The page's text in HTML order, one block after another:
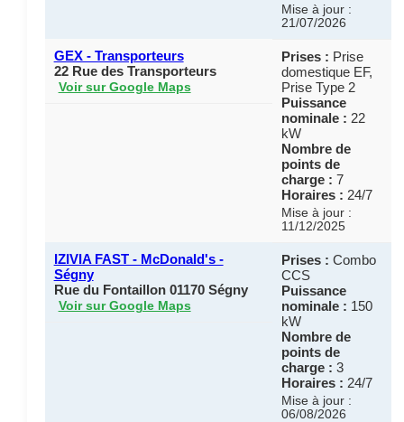
Mise à jour :
21/07/2026
GEX - Transporteurs
22 Rue des Transporteurs
Voir sur Google Maps
Prises : Prise
domestique EF,
Prise Type 2
Puissance
nominale : 22
kW
Nombre de
points de
charge : 7
Horaires : 24/7
Mise à jour :
11/12/2025
IZIVIA FAST - McDonald's -
Ségny
Rue du Fontaillon 01170 Ségny
Voir sur Google Maps
Prises : Combo
CCS
Puissance
nominale : 150
kW
Nombre de
points de
charge : 3
Horaires : 24/7
Mise à jour :
06/08/2026